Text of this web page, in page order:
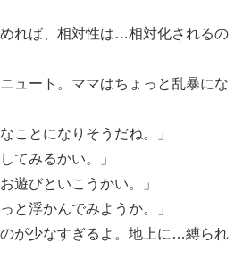
めれば、相対性は…相対化されるの
ュート。ママはちょっと乱暴にな
ことになりそうだね。」
てみるかい。」
遊びといこうかい。」
と浮かんでみようか。」
のが少なすぎるよ。地上に…縛られ